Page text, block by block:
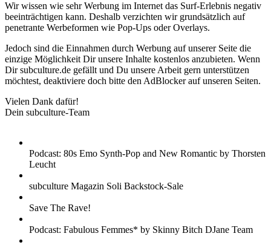
Wir wissen wie sehr Werbung im Internet das Surf-Erlebnis negativ
beeinträchtigen kann. Deshalb verzichten wir grundsätzlich auf
penetrante Werbeformen wie Pop-Ups oder Overlays.
Jedoch sind die Einnahmen durch Werbung auf unserer Seite die
einzige Möglichkeit Dir unsere Inhalte kostenlos anzubieten. Wenn
Dir subculture.de gefällt und Du unsere Arbeit gern unterstützen
möchtest, deaktiviere doch bitte den AdBlocker auf unseren Seiten.
Vielen Dank dafür!
Dein subculture-Team
Podcast: 80s Emo Synth-Pop and New Romantic by Thorsten
Leucht
subculture Magazin Soli Backstock-Sale
Save The Rave!
Podcast: Fabulous Femmes* by Skinny Bitch DJane Team